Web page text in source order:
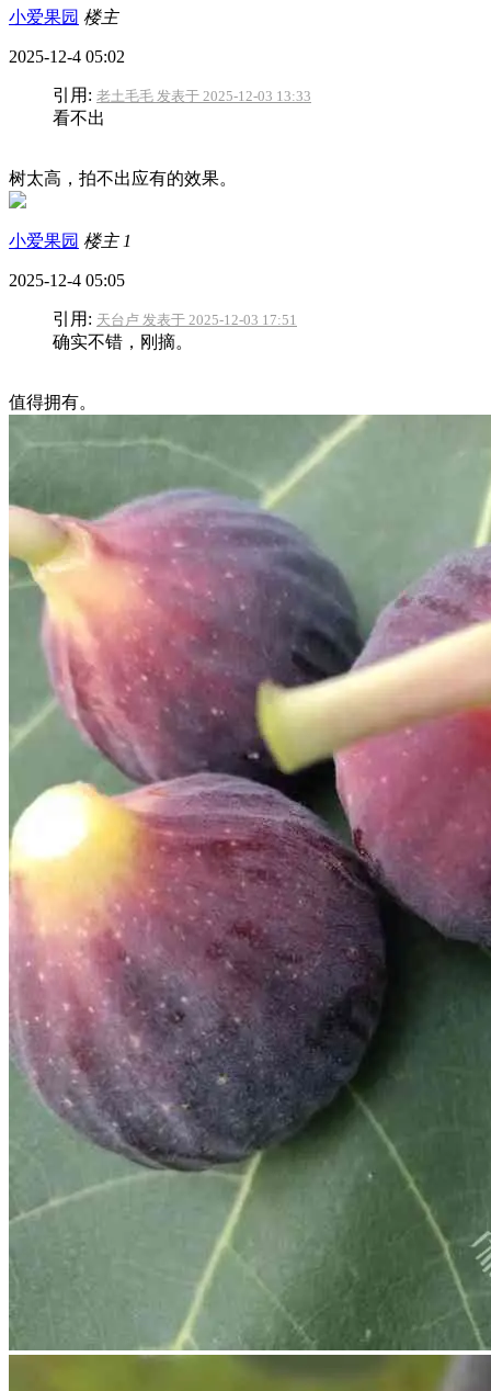
小爱果园 楼主
2025-12-4 05:02
引用: 老土毛毛 发表于 2025-12-03 13:33
看不出
树太高，拍不出应有的效果。
小爱果园 楼主 1
2025-12-4 05:05
引用: 天台卢 发表于 2025-12-03 17:51
确实不错，刚摘。
值得拥有。